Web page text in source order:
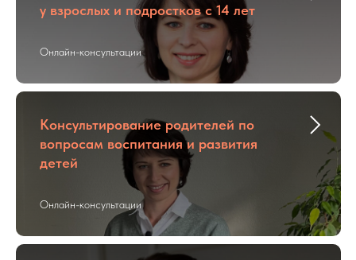
у взрослых и подростков с 14 лет
Онлайн-консультации
Консультирование родителей по
вопросам воспитания и развития
детей
Онлайн-консультации